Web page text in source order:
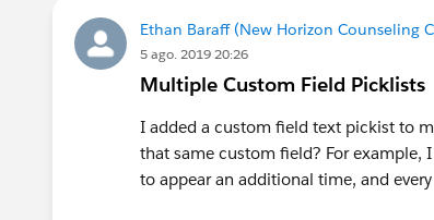
Ethan Baraff (New Horizon Counseling
5 ago. 2019 20:26
Multiple Custom Field Picklists
I added a custom field text pickist to
that same custom field? For
to appear an additional time, and